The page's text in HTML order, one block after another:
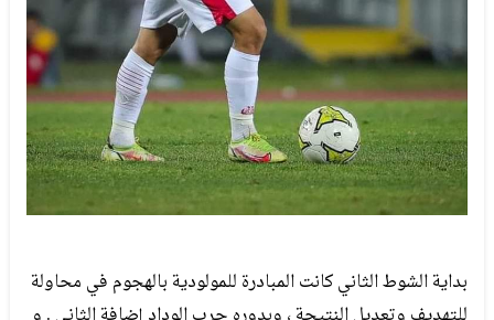
بداية الشوط الثاني كانت المبادرة للمولودية بالهجوم في محاولة